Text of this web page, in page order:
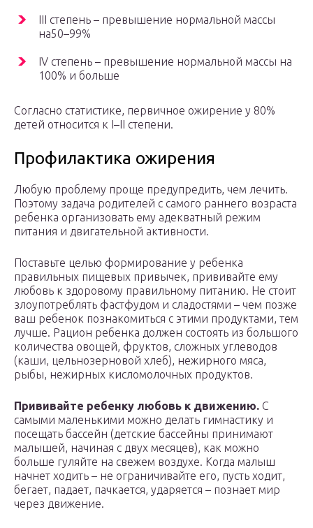
III степень – превышение нормальной массы
на50–99%
IV степень – превышение нормальной массы на
100% и больше
Согласно статистике, первичное ожирение у 80%
детей относится к I–II степени.
Профилактика ожирения
Любую проблему проще предупредить, чем лечить.
Поэтому задача родителей с самого раннего возраста
ребенка организовать ему адекватный режим
питания и двигательной активности.
Поставьте целью формирование у ребенка
правильных пищевых привычек, прививайте ему
любовь к здоровому правильному питанию. Не стоит
злоупотреблять фастфудом и сладостями – чем позже
ваш ребенок познакомиться с этими продуктами, тем
лучше. Рацион ребенка должен состоять из большого
количества овощей, фруктов, сложных углеводов
(каши, цельнозерновой хлеб), нежирного мяса,
рыбы, нежирных кисломолочных продуктов.
Прививайте ребенку любовь к движению. С
самыми маленькими можно делать гимнастику и
посещать бассейн (детские бассейны принимают
малышей, начиная с двух месяцев), как можно
больше гуляйте на свежем воздухе. Когда малыш
начнет ходить – не ограничивайте его, пусть ходит,
бегает, падает, пачкается, ударяется – познает мир
через движение.